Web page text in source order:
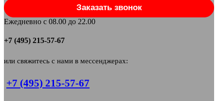
Заказать звонок
Ежедневно с 08.00 до 22.00
+7 (495) 215-57-67
или свяжитесь с нами в мессенджерах:
+7 (495) 215-57-67